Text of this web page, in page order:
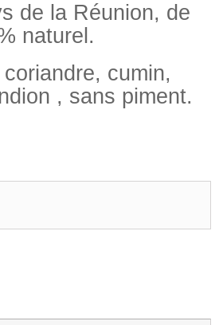
de la Réunion, de
naturel.
cumin,
, sans piment.